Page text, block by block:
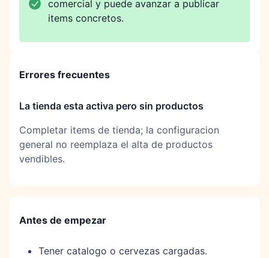
comercial y puede avanzar a publicar
items concretos.
Errores frecuentes
La tienda esta activa pero sin productos
Completar items de tienda; la configuracion
general no reemplaza el alta de productos
vendibles.
Antes de empezar
Tener catalogo o cervezas cargadas.